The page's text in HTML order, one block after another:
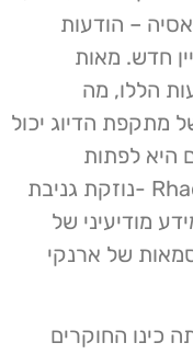
– הודעות
חדש. מאות
הללו, מה
מתקפת הדיוג יכול
היא לפתות
קורבנות להוריד את Rhadamanthys -נוזקת גניבת
מודיעיני של
של ארנקי
כינו החוקרים